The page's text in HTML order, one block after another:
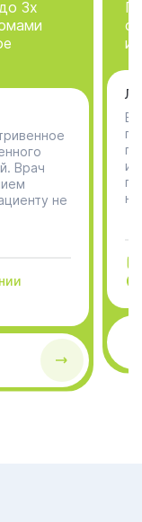
3х
Врач
не
и
В